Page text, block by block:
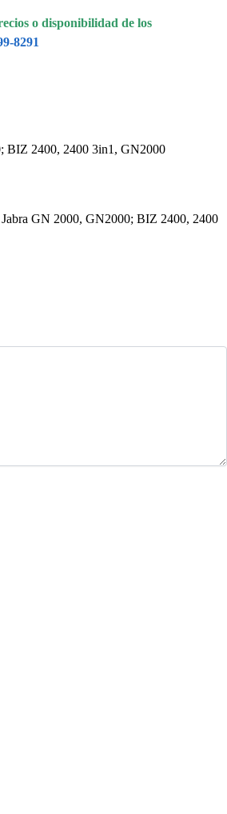
o disponibilidad de los
8291
BIZ 2400, 2400 3in1, GN2000
GN 2000, GN2000; BIZ 2400, 2400